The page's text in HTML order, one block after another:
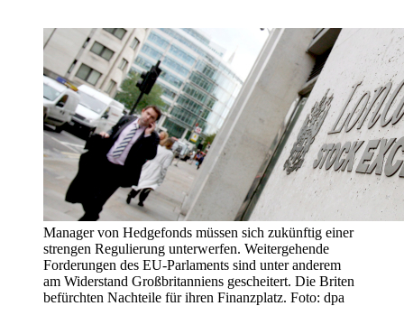
Manager von Hedgefonds müssen sich zukünftig einer
strengen Regulierung unterwerfen. Weitergehende
Forderungen des EU-Parlaments sind unter anderem
am Widerstand Großbritanniens gescheitert. Die Briten
befürchten Nachteile für ihren Finanzplatz. Foto: dpa